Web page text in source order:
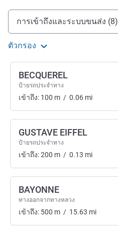
การเข้าถึงและการเดินทาง
การเข้าถึงและระบบขนส่ง (8)
ตัวกรอง
BECQUEREL
ป้ายรถประจำทาง
เข้าถึง: 100 m / 0.06 mi
GUSTAVE EIFFEL
ป้ายรถประจำทาง
เข้าถึง:200 m / 0.13 mi
BAYONNE
ทางออกจากทางหลวง
เข้าถึง: 500 m / 15.63 mi